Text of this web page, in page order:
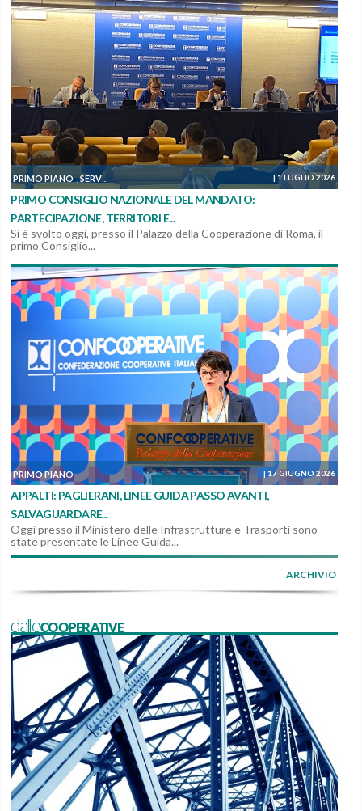
PRIMO PIANO ,SERVIZI, MANUTENZIONI E COSTRUZIONI SOSTENIBILITÀ ED
| 1 LUGLIO 2026
PRIMO CONSIGLIO NAZIONALE DEL MANDATO:
PARTECIPAZIONE, TERRITORI E...
Si è svolto oggi, presso il Palazzo della Cooperazione di Roma, il
primo Consiglio...
PRIMO PIANO | 17 GIUGNO 2026
APPALTI: PAGLIERANI, LINEE GUIDA PASSO AVANTI,
SALVAGUARDARE...
Oggi presso il Ministero delle Infrastrutture e Trasporti sono
state presentate le Linee Guida...
ARCHIVIO
dalleCOOPERATIVE